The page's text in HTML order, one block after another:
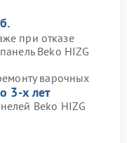
при отказе
Beko HIZG
варочных
3-х лет
Beko HIZG